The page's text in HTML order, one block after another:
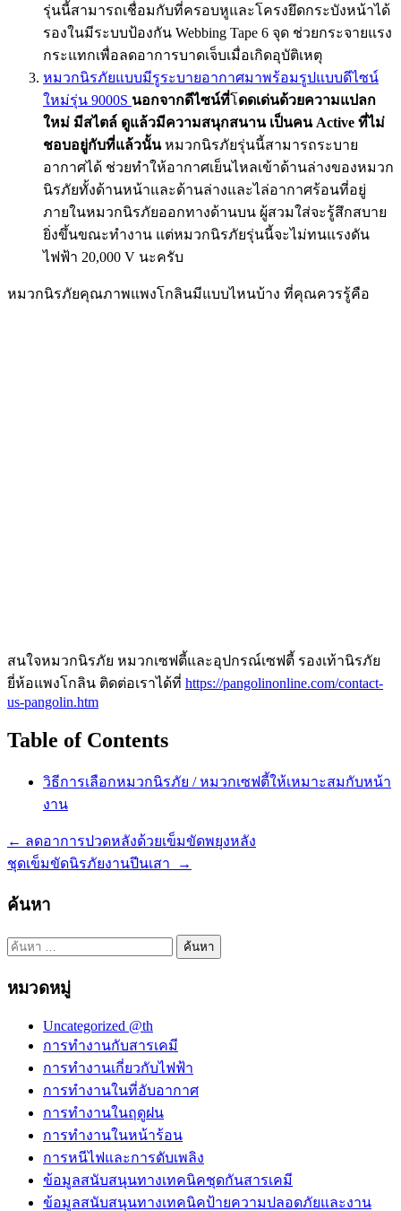
รุ่นนี้สามารถเชื่อมกับที่ครอบหูและโครงยึดกระบังหน้าได้
รองในมีระบบป้องกัน Webbing Tape 6 จุด ช่วยกระจายแรง
กระแทกเพื่อลดอาการบาดเจ็บเมื่อเกิดอุบัติเหตุ
หมวกนิรภัยแบบมีรูระบายอากาศมาพร้อมรูปแบบดีไซน์
ใหม่รุ่น 9000S นอกจากดีไซน์ที่โดดเด่นด้วยความแปลก
ใหม่ มีสไตล์ ดูแล้วมีความสนุกสนาน เป็นคน Active ที่ไม่
ชอบอยู่กับที่แล้วนั้นหมวกนิรภัยรุ่นนี้สามารถระบาย
อากาศได้ ช่วยทำให้อากาศเย็นไหลเข้าด้านล่างของหมวก
นิรภัยทั้งด้านหน้าและด้านล่างและไล่อากาศร้อนที่อยู่
ภายในหมวกนิรภัยออกทางด้านบน ผู้สวมใส่จะรู้สึกสบาย
ยิ่งขึ้นขณะทำงาน แต่หมวกนิรภัยรุ่นนี้จะไม่ทนแรงดัน
ไฟฟ้า 20,000 V นะครับ
หมวกนิรภัยคุณภาพแพงโกลินมีแบบไหนบ้าง ที่คุณควรรู้คือ
สนใจหมวกนิรภัย หมวกเซฟตี้และอุปกรณ์เซฟตี้ รองเท้านิรภัย
ยี่ห้อแพงโกลิน ติดต่อเราได้ที่ https://pangolinonline.com/contact-
us-pangolin.htm
Table of Contents
วิธีการเลือกหมวกนิรภัย / หมวกเซฟตี้ให้เหมาะสมกับหน้า
งาน
แนะแนว
← ลดอาการปวดหลังด้วยเข็มขัดพยุงหลัง
ชุดเข็มขัดนิรภัยงานปีนเสา
→
ค้นหา
ค้นหา
หมวดหมู่
Uncategorized @th
การทำงานกับสารเคมี
การทำงานเกี่ยวกับไฟฟ้า
การทำงานในที่อับอากาศ
การทำงานในฤดูฝน
การทำงานในหน้าร้อน
การหนีไฟและการดับเพลิง
ข้อมูลสนับสนุนทางเทคนิคชุดกันสารเคมี
ข้อมูลสนับสนุนทางเทคนิคป้ายความปลอดภัยและงาน